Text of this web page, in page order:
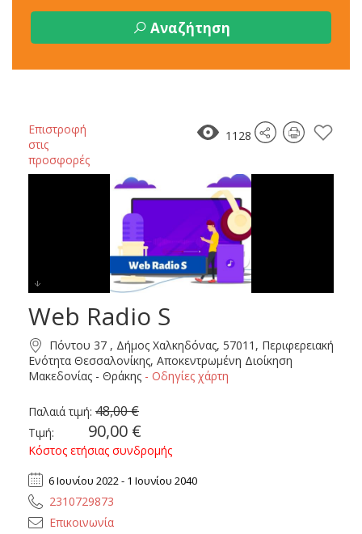
Αναζήτηση
Επιστροφή
στις
προσφορές
1128
Freespirits Web Radio S
Web Radio S
Πόντου 37 , Δήμος Χαλκηδόνας, 57011, Περιφερειακή
Ενότητα Θεσσαλονίκης, Αποκεντρωμένη Διοίκηση
Μακεδονίας - Θράκης - Οδηγίες χάρτη
Παλαιά τιμή: 48,00 €
Τιμή: 90,00 €
Κόστος ετήσιας συνδρομής
6 Ιουνίου 2022 - 1 Ιουνίου 2040
2310729873
Επικοινωνία